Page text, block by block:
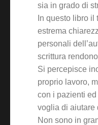
sia in grado di
In questo libro il
estrema
personali
scrittura
Si percepisce
proprio lavoro,
con i pazienti
voglia di aiutare
Non sono in